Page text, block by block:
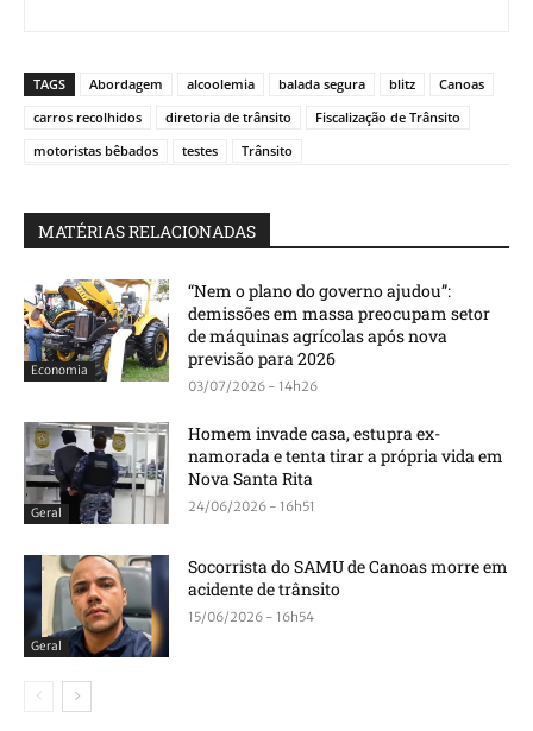
TAGS Abordagem alcoolemia balada segura blitz
Canoas
carros recolhidos
diretoria de trânsito
Fiscalização de Trânsito
motoristas bêbados
testes Trânsito
MATÉRIAS RELACIONADAS
Economia
“Nem o plano do governo ajudou”:
demissões em massa preocupam setor
de máquinas agrícolas após nova
previsão para 2026
03/07/2026 - 14h26
Geral
Homem invade casa, estupra ex-
namorada e tenta tirar a própria vida em
Nova Santa Rita
24/06/2026 - 16h51
Geral
Socorrista do SAMU de Canoas morre em
acidente de trânsito
15/06/2026 - 16h54